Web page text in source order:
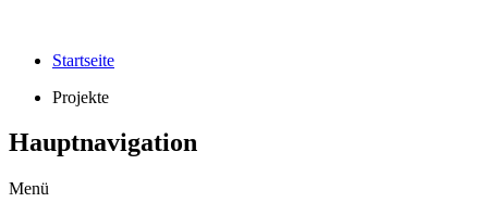
Startseite
Projekte
Hauptnavigation
Menü